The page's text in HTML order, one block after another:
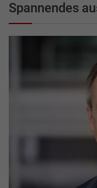
Spannendes